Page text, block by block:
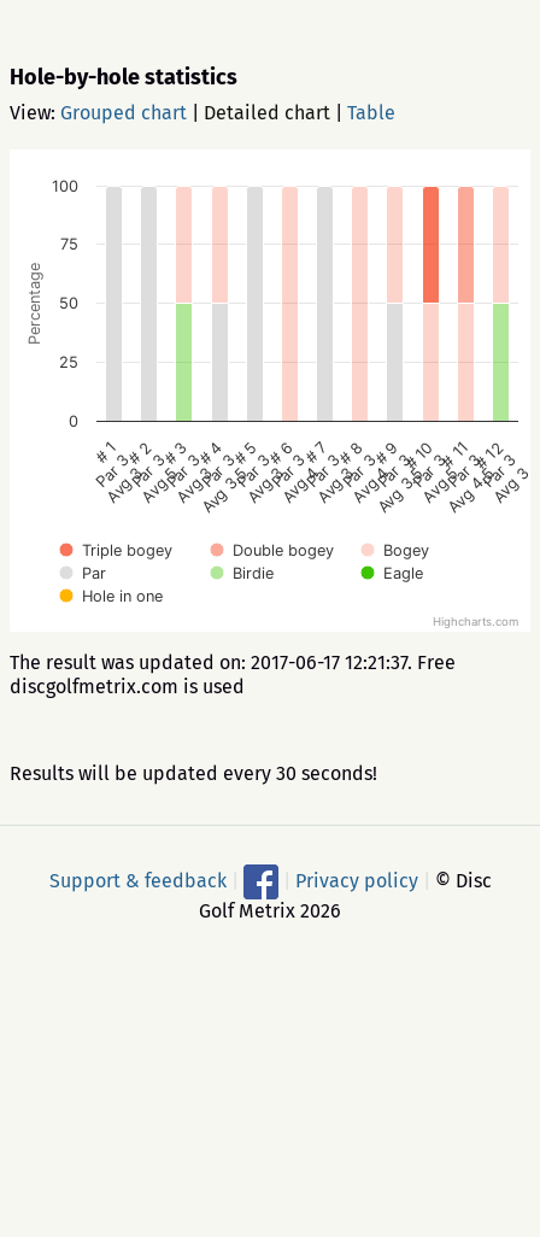
Hole-by-hole statistics
View: Grouped chart Detailed chart Table
Percentage
Triple bogey Double bogey
Bogey
Par
Birdie
Eagle
Hole in one
# 1
Par 3
Avg 3
# 2
Par 3
Avg 5
# 3
Par 3
Avg 3
# 4
Par 3
Avg 3.5
# 5
Par 3
Avg 3
# 6
Par 3
Avg 4
# 7
Par 3
Avg 3
# 8
Par 3
Avg 4
# 9
Par 3
Avg 3.5
# 10
Par 3
Avg 5
# 11
Par 3
Avg 4.5
# 12
Par 3
Avg 3
0
25
50
75
100
Highcharts.com
The result was updated on: 2017-06-17 12:21:37. Free
discgolfmetrix.com is used
Results will be updated every 30 seconds!
Support & feedback Privacy policy
© Disc
Golf Metrix 2026